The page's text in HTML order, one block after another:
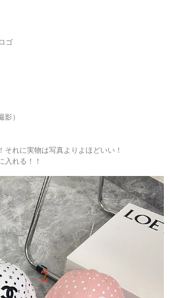
ゴ
）
れに実物は写真よりよほどいい！
れる！！